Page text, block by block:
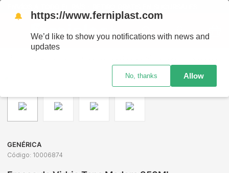
GENÉRICA
Código: 10006874
🔔 https://www.ferniplast.com
We’d like to show you notifications with news and
updates
No, thanks Allow